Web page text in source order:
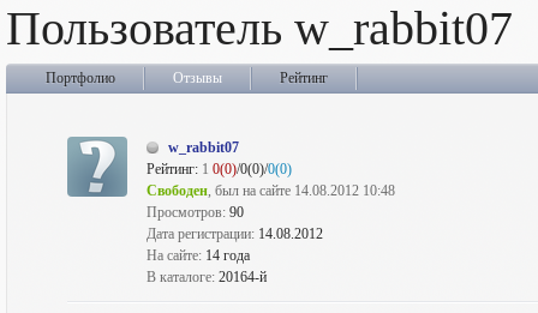
Пользователь w_rabbit07
Портфолио Отзывы Рейтинг
w_rabbit07
Рейтинг: 1 0(0)/0(0)/0(0)
Свободен, был на сайте 14.08.2012 10:48
Просмотров: 90
Дата регистрации: 14.08.2012
На сайте: 14 года
В каталоге: 20164-й